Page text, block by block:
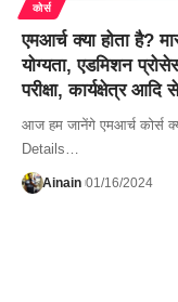
कोर्स
एमआर्च क्या होता है?
योग्यता, एडमिशन
परीक्षा, कार्यक्षेत्र
आज हम जानेंगे एमआर्च कोर्स
Details…
Ainain 01/16/2024